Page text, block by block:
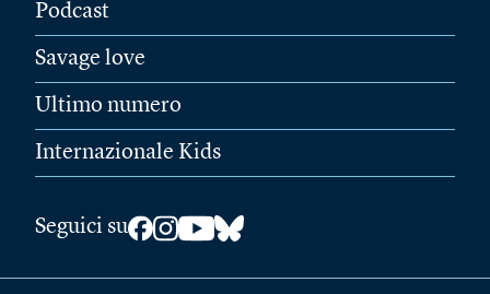
Podcast
Savage love
Ultimo numero
Internazionale Kids
Seguici su